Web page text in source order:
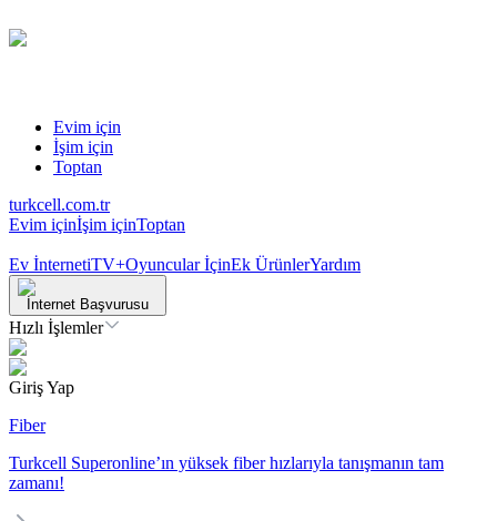
Evim için
İşim için
Toptan
turkcell.com.tr
Evim içinİşim içinToptan
Ev İnternetiTV+Oyuncular İçinEk ÜrünlerYardım
İnternet Başvurusu
Hızlı İşlemler
Giriş Yap
Fiber
Turkcell Superonline’ın yüksek fiber hızlarıyla tanışmanın tam
zamanı!